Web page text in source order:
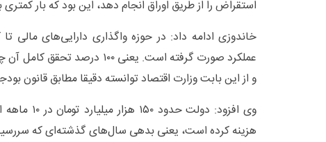
استقراض را از طریق اوراق انجام دهد، این بود که بار کمتری
عملکرد صورت گرفته است. یعنی ۱۰۰
و از این بابت وزارت اقتصاد توانسته دقیقا مطابق قانون بودجه ۱۴۰۱ حرکت
وی افزود:
هزینه کرده است، یعنی بدهی سال‌های گذشته‌ای که